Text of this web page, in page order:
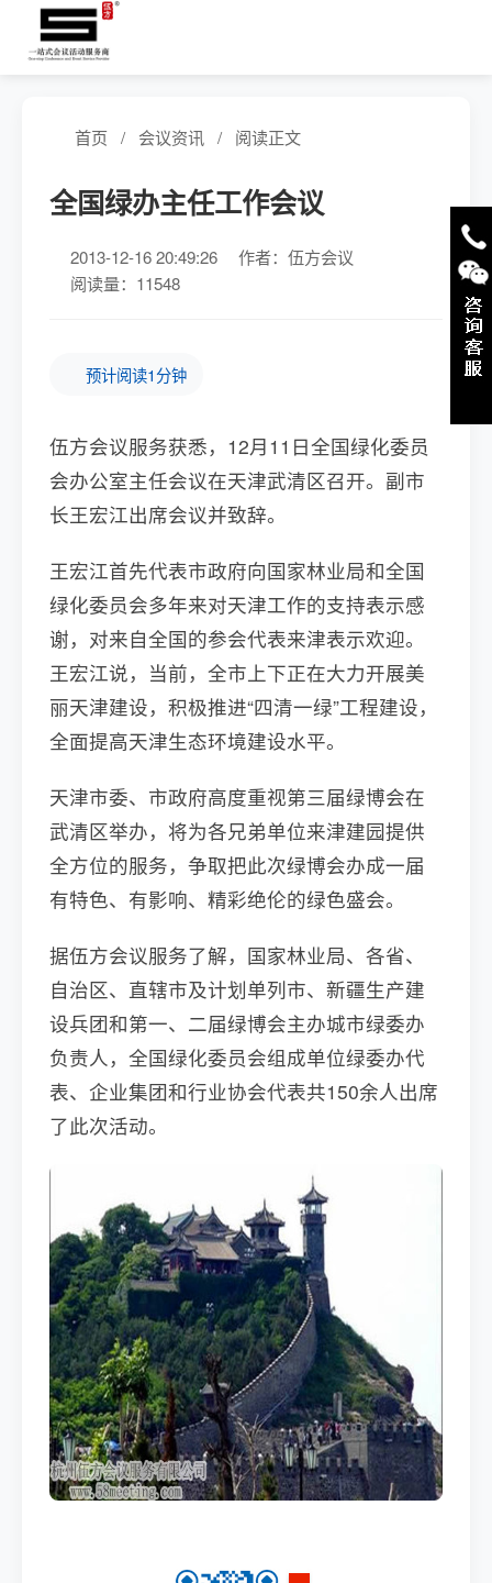
首页 / 会议资讯 / 阅读正文
全国绿办主任工作会议
2013-12-16 20:49:26
作者：伍方会议
阅读量：11548
预计阅读1分钟
伍方会议服务获悉，12月11日全国绿化委员
会办公室主任会议在天津武清区召开。副市
长王宏江出席会议并致辞。
王宏江首先代表市政府向国家林业局和全国
绿化委员会多年来对天津工作的支持表示感
谢，对来自全国的参会代表来津表示欢迎。
王宏江说，当前，全市上下正在大力开展美
丽天津建设，积极推进“四清一绿”工程建设，
全面提高天津生态环境建设水平。
天津市委、市政府高度重视第三届绿博会在
武清区举办，将为各兄弟单位来津建园提供
全方位的服务，争取把此次绿博会办成一届
有特色、有影响、精彩绝伦的绿色盛会。
据伍方会议服务了解，国家林业局、各省、
自治区、直辖市及计划单列市、新疆生产建
设兵团和第一、二届绿博会主办城市绿委办
负责人，全国绿化委员会组成单位绿委办代
表、企业集团和行业协会代表共150余人出席
了此次活动。